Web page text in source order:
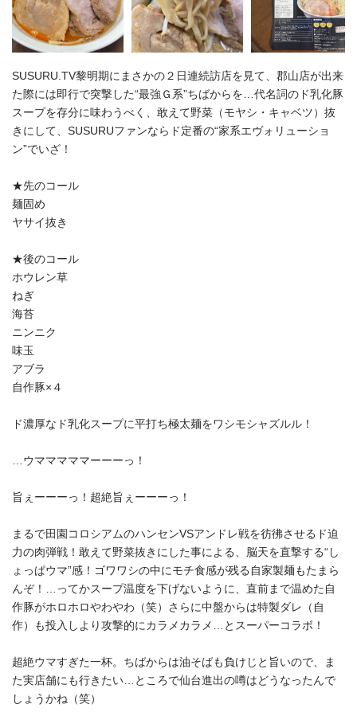
SUSURU.TV黎明期にまさかの２日連続訪店を見て、郡山店が出来
た際には即行で突撃した“最強Ｇ系”ちばからを…代名詞のド乳化豚
スープを存分に味わうべく、敢えて野菜（モヤシ・キャベツ）抜
きにして、SUSURUファンならド定番の“家系エヴォリューショ
ン”でいざ！
★先のコール
麺固め
ヤサイ抜き
★後のコール
ホウレン草
ねぎ
海苔
ニンニク
味玉
アブラ
自作豚×４
ド濃厚なド乳化スープに平打ち極太麺をワシモシャズルル！
…ウマママママーーーっ！
旨ぇーーーっ！超絶旨ぇーーーっ！
まるで田園コロシアムのハンセンVSアンドレ戦を彷彿させるド迫
力の肉弾戦！敢えて野菜抜きにした事による、脳天を直撃する“し
ょっぱウマ”感！ゴワワシの中にモチ食感が残る自家製麺もたまら
んぞ！…ってかスープ温度を下げないように、直前まで温めた自
作豚がホロホロやわやわ（笑）さらに中盤からは特製ダレ（自
作）も投入しより攻撃的にカラメカラメ…とスーパーコラボ！
超絶ウマすぎた一杯。ちばからは油そばも負けじと旨いので、ま
た実店舗にも行きたい…ところで仙台進出の噂はどうなったんで
しょうかね（笑）